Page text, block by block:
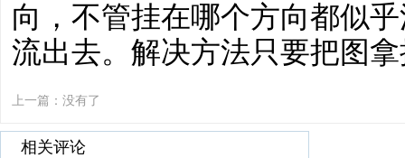
向，不管挂在哪个方向都似
流出去。解决方法只要把图
上一篇：没有了
相关评论